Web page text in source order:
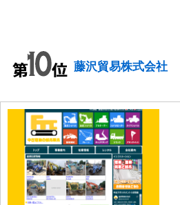
藤沢貿易株式会社